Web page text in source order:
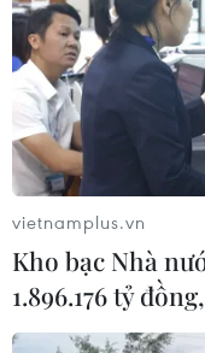
16/06/2017 08:36
Tổ chức Ân xá quốc
cứng rắn của Tổng
hàng nghìn người
giới chung giữa
vietnamplus.vn
Kho bạc Nhà
1.896.176 tỷ